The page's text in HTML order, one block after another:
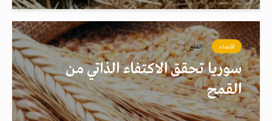
اقتصاد القمح
سوريا تحقق الاكتفاء الذاتي من
القمح